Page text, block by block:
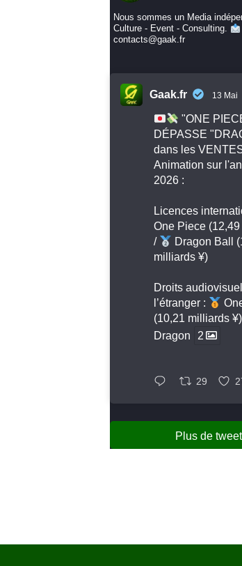
Nous sommes un Media
Culture - Event - Consulting.
contacts@gaak.fr
Gaak.fr 13 Mai
"ONE
DÉPASSE
dans les
Animation sur
2026 :
Licences
One Piece
/
Dragon Ball
milliards ¥)
Droits
l’étranger :
(10,21 milliards
Dragon
2
29
Plus de